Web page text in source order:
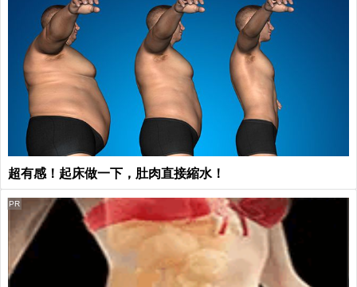
超有感！起床做一下，肚肉直接縮水！
PR